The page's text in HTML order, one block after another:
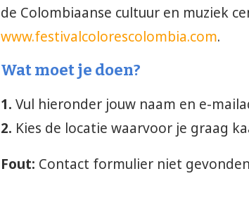
de Colombiaanse cultuur en muziek
www.festivalcolorescolombia.com.
Wat moet je doen?
1. Vul hieronder jouw naam en e-
2. Kies de locatie waarvoor je graag
Fout: Contact formulier niet